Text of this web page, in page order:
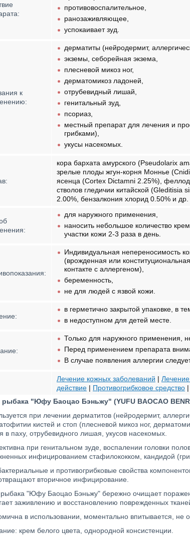
противовоспалительное,
ранозаживляющее,
успокаивает зуд.
к
дерматиты (нейродермит,
экземы, себорейная экзема,
плесневой микоз ног,
дерматомикоз ладоней,
отрубевидный лишай,
генитальный зуд,
псориаз,
местный препарат для лечения и
грибками),
укусы насекомых.
кора бархата амурского (Pseudolarix
зрелые плоды жгун-корня Моннье
ясенца (Cortex Dictamni 2.25%),
стволов гледичии китайской (Gleditisia
2.00%, бензалкония хлорид 0.50% и др.
для наружного применения,
наносить небольшое количество
участки кожи 2-3 раза в день.
Индивидуальная непереносимость
(врожденная или
контакте с аллергеном),
беременность,
не для людей с язвой кожи.
в герметично закрытой упаковке, в
в недоступном для детей месте.
Только для наружного применения,
Перед применением препарата
В случае появления аллергии
Лечение кожных заболеваний |
действие | Противогрибковое средство |
рыбака "Юфу Баоцао Бэньжу" (YUFU BAOCAO
при лечении дерматитов (нейродермит,
кистей и стоп (плесневой микоз ног,
в паху, отрубевидного лишая, укусов насекомых.
при генитальном зуде, воспалении головки
инфицированием стафилококком, кандидой
и противогрибковые свойства
вторичное инфицирование.
"Юфу Баоцао Бэньжу" бережно очищает
заживлению и восстановлению поврежденных
в использовании, моментально впитывается, не
крем белого цвета, однородной консистенции.